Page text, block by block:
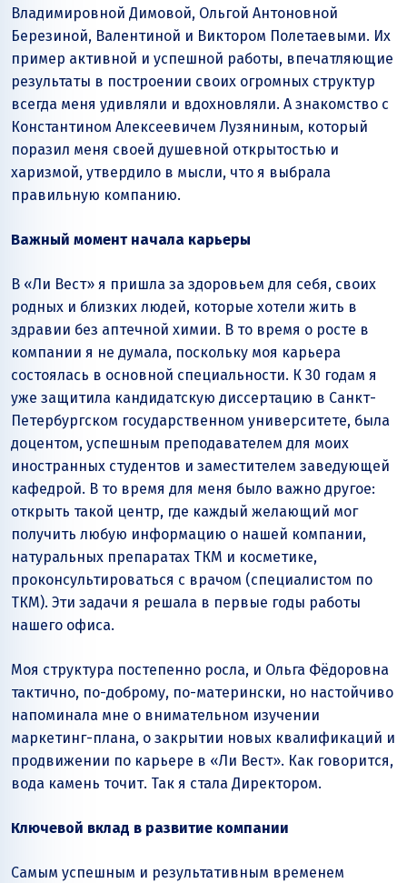
Владимировной Димовой, Ольгой Антоновной
Березиной, Валентиной и Виктором Полетаевыми. Их
пример активной и успешной работы, впечатляющие
результаты в построении своих огромных структур
всегда меня удивляли и вдохновляли. А знакомство с
Константином Алексеевичем Лузяниным, который
поразил меня своей душевной открытостью и
харизмой, утвердило в мысли, что я выбрала
правильную компанию.
Важный момент начала карьеры
В «Ли Вест» я пришла за здоровьем для себя, своих
родных и близких людей, которые хотели жить в
здравии без аптечной химии. В то время о росте в
компании я не думала, поскольку моя карьера
состоялась в основной специальности. К 30 годам я
уже защитила кандидатскую диссертацию в Санкт-
Петербургском государственном университете, была
доцентом, успешным преподавателем для моих
иностранных студентов и заместителем заведующей
кафедрой. В то время для меня было важно другое:
открыть такой центр, где каждый желающий мог
получить любую информацию о нашей компании,
натуральных препаратах ТКМ и косметике,
проконсультироваться с врачом (специалистом по
ТКМ). Эти задачи я решала в первые годы работы
нашего офиса.
Моя структура постепенно росла, и Ольга Фёдоровна
тактично, по-доброму, по-матерински, но настойчиво
напоминала мне о внимательном изучении
маркетинг-плана, о закрытии новых квалификаций и
продвижении по карьере в «Ли Вест». Как говорится,
вода камень точит. Так я стала Директором.
Ключевой вклад в развитие компании
Самым успешным и результативным временем